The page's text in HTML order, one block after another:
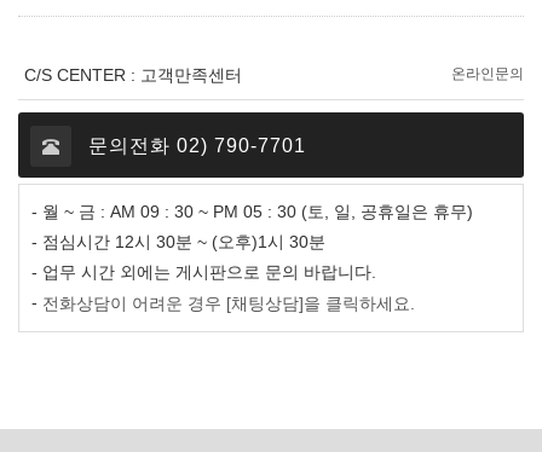
C/S CENTER : 고객만족센터 온라인문의
문의전화 02) 790-7701
- 월 ~ 금 : AM 09 : 30 ~ PM 05 : 30 (토, 일, 공휴일은 휴무)
- 점심시간 12시 30분 ~ (오후)1시 30분
- 업무 시간 외에는 게시판으로 문의 바랍니다.
- 전화상담이 어려운 경우 [채팅상담]을 클릭하세요.